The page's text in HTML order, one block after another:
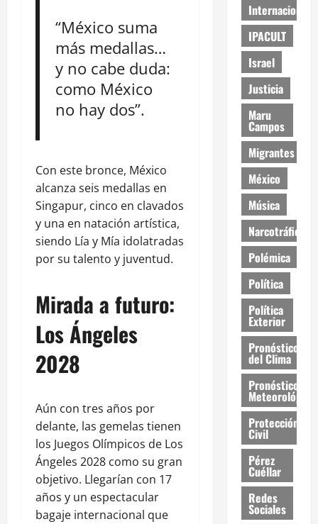
“México suma
más medallas…
y no cabe duda:
como México
no hay dos”.
Con este bronce, México
alcanza seis medallas en
Singapur, cinco en clavados
y una en natación artística,
siendo Lía y Mía idolatradas
por su talento y juventud.
Mirada a futuro:
Los Ángeles
2028
Aún con tres años por
delante, las gemelas tienen
los Juegos Olímpicos de Los
Ángeles 2028 como su gran
objetivo. Llegarían con 17
años y un espectacular
bagaje internacional que
Internacional
IPACULT
Israel
Justicia
Maru
Campos
Migrantes
México
Música
Narcotráfico
Polémica
Política
Política
Exterior
Pronóstico
del Clima
Pronóstico
Meteorológico
Protección
Civil
Pérez
Cuéllar
Redes
Sociales